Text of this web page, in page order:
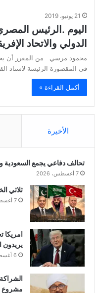
21 يونيو، 2019
اليوم .الرئيس
الدولي والاتحاد
محمود مرسي من المقرر أن
فى المقصورة الرئيسة لاستاد
أكمل القراءة »
الأخيرة
تحالف دفاعي يجمع السعودية
7 أغسطس، 2026
ثلاثي
7 أغسطس، 2026
يريدون
6 أغسطس، 2026
مشروع